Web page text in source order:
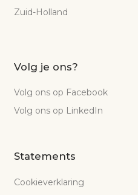
Zuid-Holland
Volg je ons?
Volg ons op Facebook
Volg ons op LinkedIn
Statements
Cookieverklaring